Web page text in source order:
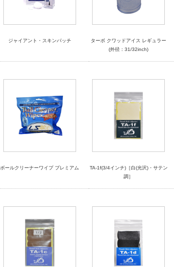
ジャイアント・スキンパッチ
ターボ クワッドアイス レギュラー
(外径：31/32inch)
ボールクリーナーワイプ プレミアム
TA-1f(3/4インチ)［白(光沢)・サテン
調］